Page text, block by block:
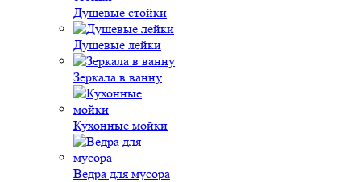
Душевые стойки
Душевые лейки
Зеркала в ванну
Кухонные мойки
Ведра для мусора